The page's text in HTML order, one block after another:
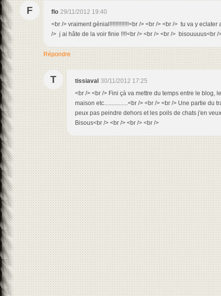
F flo 29/11/2012 19:40
<br /> vraiment génial!!!!!!!!!!!!!<br /> <br /> <br /> tu va y eclater
/> j ai hâte de la voir finie !!!!<br /> <br /> <br /> bisouuuus<br /
Répondre
T tissiaval 30/11/2012 17:25
<br /> <br /> Fini çà va mettre du temps entre le blog,
maison etc................<br /> <br /> <br /> Une partie du
peux pas peindre dehors et les poils de chats j'en
Bisous<br /> <br /> <br /> <br />